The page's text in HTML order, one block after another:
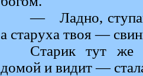
— Ладно,
а старуха твоя —
Старик тут же
домой и видит —